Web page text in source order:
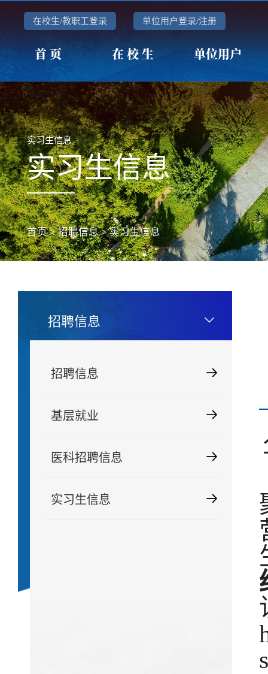
在校生/教职工登录 单位用户登录/注册
首 页 在 校 生 单位用户
实习生信息
实习生信息
首页>招聘信息>实习生信息
招聘信息
招聘信息
基层就业
医科招聘信息
实习生信息